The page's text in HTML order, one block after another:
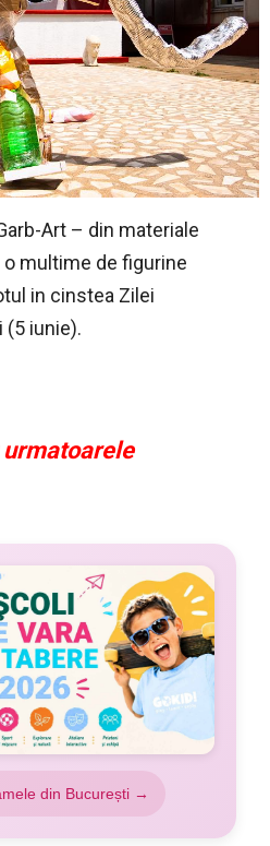
Art – din materiale
multime de figurine
in cinstea Zilei
(5 iunie).
din București →